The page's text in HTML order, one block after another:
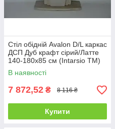
Стіл обідній Avalon D/L каркас
ДСП Дуб крафт сірий/Латте
140-180х85 см (Intarsio TM)
В наявності
7 872,52 ₴ 8 116 ₴
Купити